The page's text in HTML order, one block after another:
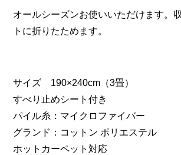
オールシーズンお使いいただけます。
トに折りたためます。
サイズ 190×240cm（3畳）
すべり止めシート付き
パイル糸：マイクロファイバー
グランド：コットン ポリエステル
ホットカーペット対応